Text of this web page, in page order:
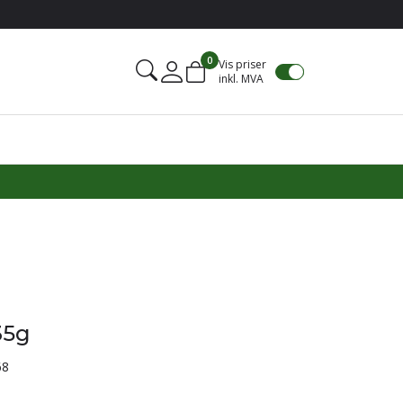
Mine sider
0 Vis priser
inkl. MVA